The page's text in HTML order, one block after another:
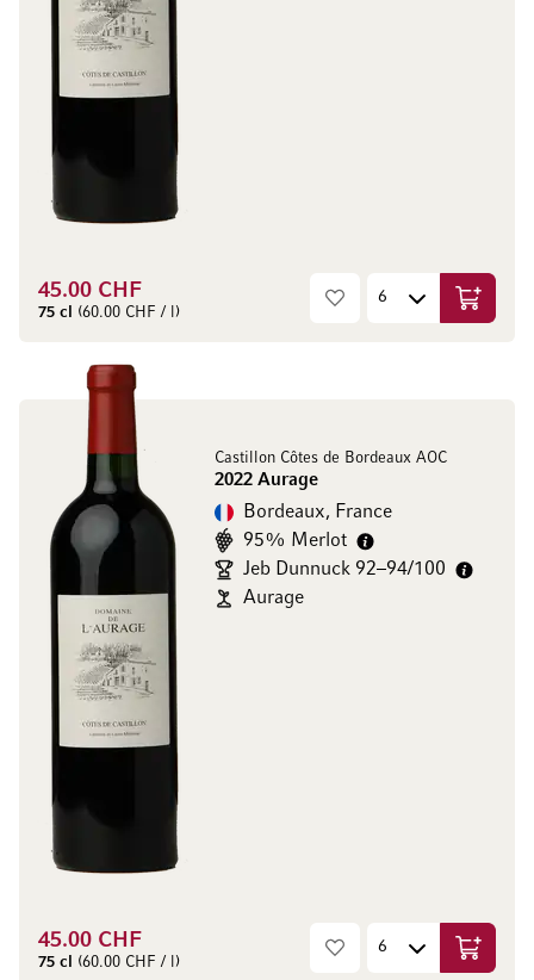
45.00 CHF
75 cl (60.00 CHF / l) Ajouter
Castillon Côtes de Bordeaux AOC
2022 Aurage
Bordeaux, France
95% Merlot
Jeb Dunnuck 92–94/100
Aurage
45.00 CHF
75 cl (60.00 CHF / l) Ajouter